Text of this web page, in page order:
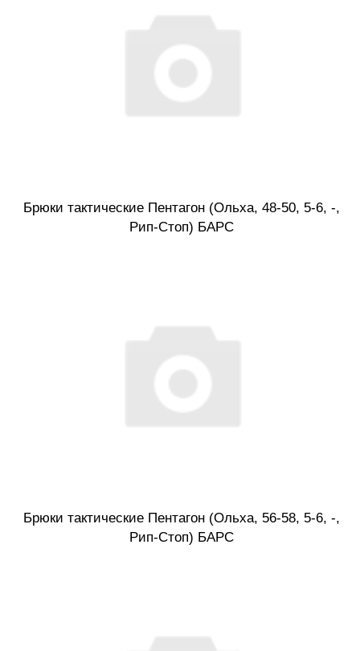
Брюки тактические Пентагон (Ольха, 48-50, 5-6, -,
Рип-Стоп) БАРС
Брюки тактические Пентагон (Ольха, 56-58, 5-6, -,
Рип-Стоп) БАРС